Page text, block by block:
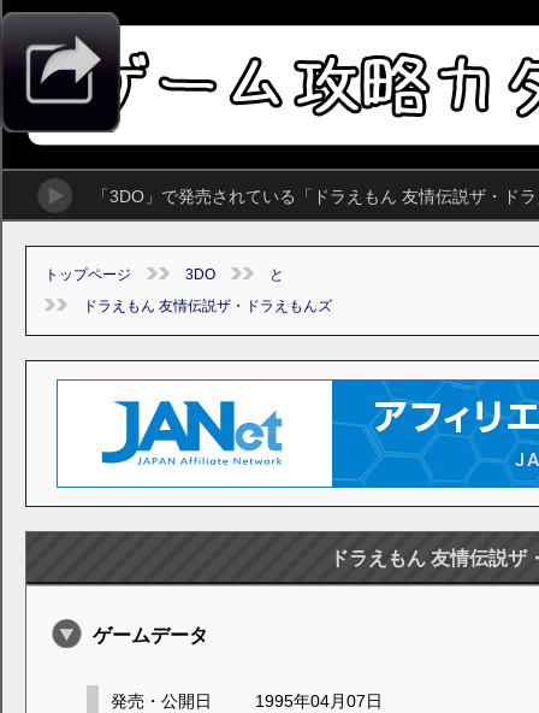
「3DO」で発売されている「ドラえもん 友情伝説ザ・ド
トップページ 3DO
と
ドラえもん 友情伝説ザ・ドラえもんズ
ドラえもん 友情伝説ザ
ゲームデータ
発売・公開日
1995年04月07日